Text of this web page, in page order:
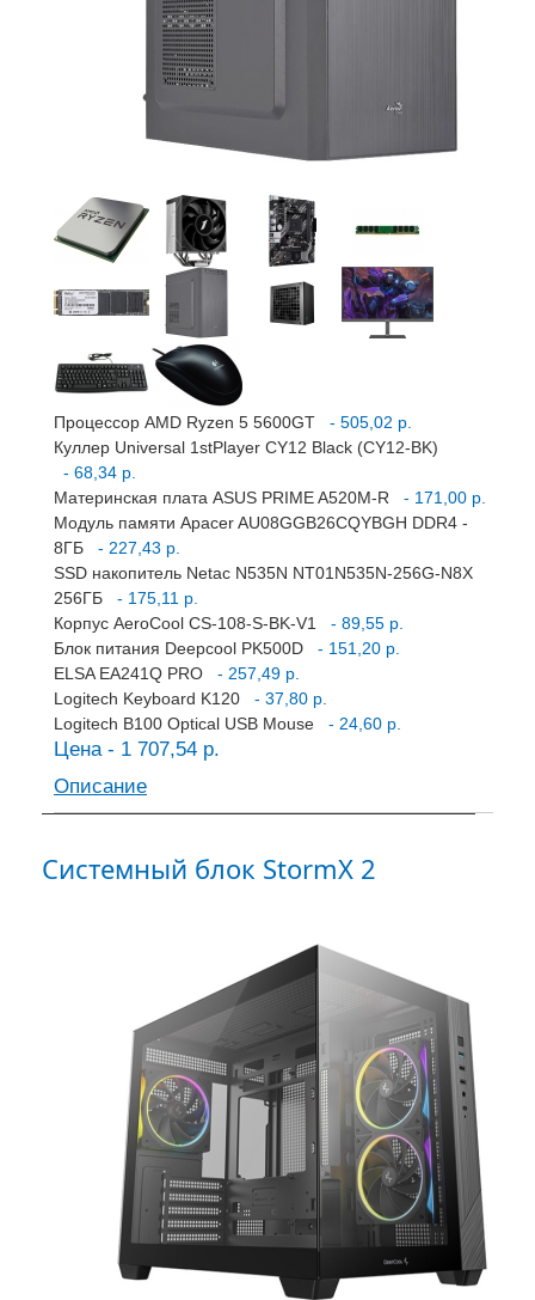
Процессор AMD Ryzen 5 5600GT
- 505,02 р.
Куллер Universal 1stPlayer CY12 Black (CY12-BK)
- 68,34 р.
Материнская плата ASUS PRIME A520M-R
- 171,00 р.
Модуль памяти Apacer AU08GGB26CQYBGH DDR4 -
8ГБ
- 227,43 р.
SSD накопитель Netac N535N NT01N535N-256G-N8X
256ГБ
- 175,11 р.
Корпус AeroCool CS-108-S-BK-V1
- 89,55 р.
Блок питания Deepcool PK500D
- 151,20 р.
ELSA EA241Q PRO
- 257,49 р.
Logitech Keyboard K120
- 37,80 р.
Logitech B100 Optical USB Mouse
- 24,60 р.
Цена - 1 707,54 р.
Описание
Системный блок StormX 2